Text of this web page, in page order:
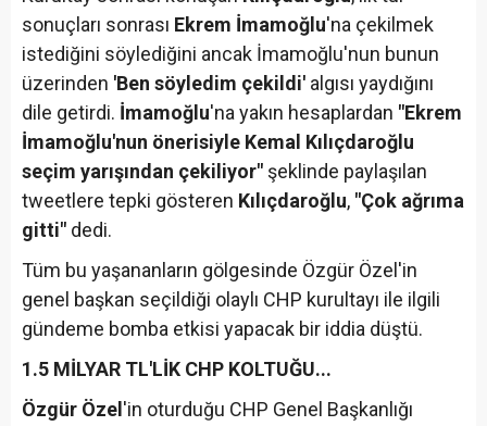
sonuçları sonrası Ekrem İmamoğlu'na çekilmek
istediğini söylediğini ancak İmamoğlu'nun bunun
üzerinden 'Ben söyledim çekildi' algısı yaydığını
dile getirdi. İmamoğlu'na yakın hesaplardan "Ekrem
İmamoğlu'nun önerisiyle Kemal Kılıçdaroğlu
seçim yarışından çekiliyor" şeklinde paylaşılan
tweetlere tepki gösteren Kılıçdaroğlu, "Çok ağrıma
gitti" dedi.
Tüm bu yaşananların gölgesinde Özgür Özel'in
genel başkan seçildiği olaylı CHP kurultayı ile ilgili
gündeme bomba etkisi yapacak bir iddia düştü.
1.5 MİLYAR TL'LİK CHP KOLTUĞU...
Özgür Özel 'in oturduğu CHP Genel Başkanlığı